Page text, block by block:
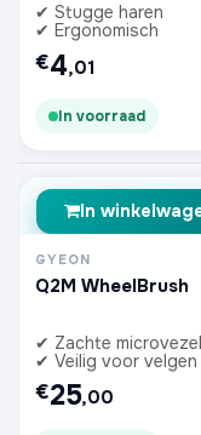
✔ Stugge haren
✔ Ergonomisch
€4,01
In voorraad
In
GYEON
Q2M WheelBrush
✔ Zachte microvezel
✔ Veilig voor velgen
€25,00